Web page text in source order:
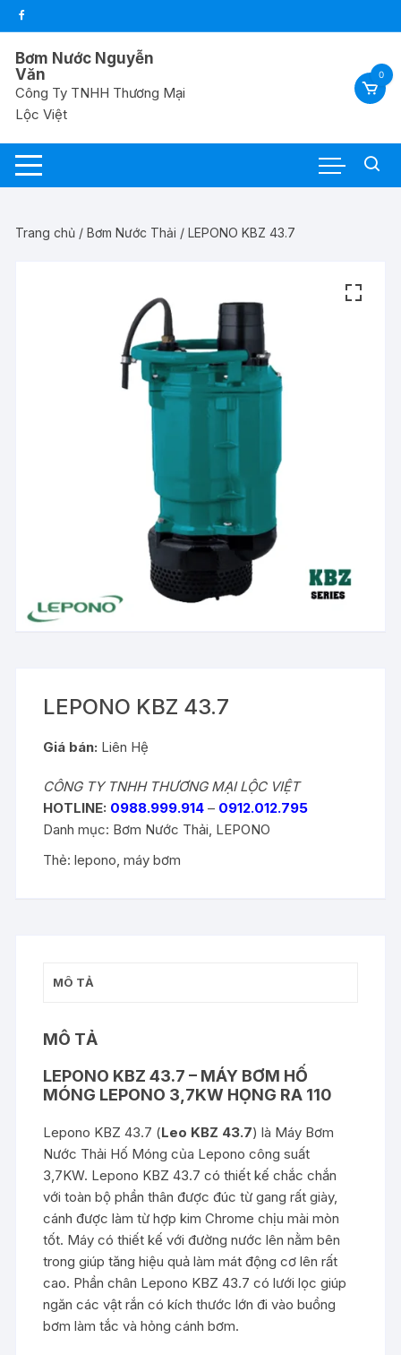
Chuyển
tới
nội
dung
Bơm Nước Nguyễn
Văn
Công Ty TNHH Thương Mại
Lộc Việt
0
Trang chủ /Bơm Nước Thải / LEPONO KBZ 43.7
LEPONO KBZ 43.7
Giá bán: Liên Hệ
CÔNG TY TNHH THƯƠNG MẠI LỘC VIỆT
HOTLINE: 0988.999.914 – 0912.012.795
Danh mục: Bơm Nước Thải LEPONO
Thẻ:lepono ,máy bơm
MÔ TẢ
MÔ TẢ
LEPONO KBZ 43.7 – MÁY BƠM HỐ
MÓNG LEPONO 3,7KW HỌNG RA 110
Lepono KBZ 43.7 (Leo KBZ 43.7) là Máy Bơm
Nước Thải Hố Móng của Lepono công suất
3,7KW. Lepono KBZ 43.7 có thiết kế chắc chắn
với toàn bộ phần thân được đúc từ gang rất giày,
cánh được làm từ hợp kim Chrome chịu mài mòn
tốt. Máy có thiết kế với đường nước lên nằm bên
trong giúp tăng hiệu quả làm mát động cơ lên rất
cao. Phần chân Lepono KBZ 43.7 có lưới lọc giúp
ngăn các vật rắn có kích thước lớn đi vào buồng
bơm làm tắc và hỏng cánh bơm.